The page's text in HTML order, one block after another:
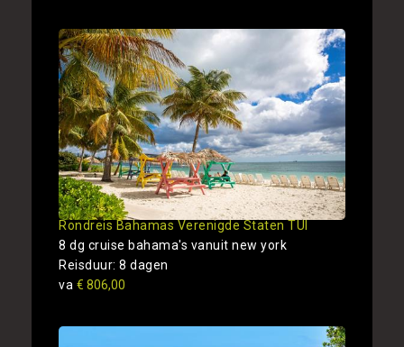
Rondreis Bahamas Verenigde Staten TUI
8 dg cruise bahama's vanuit new york
Reisduur: 8 dagen
va € 806,00